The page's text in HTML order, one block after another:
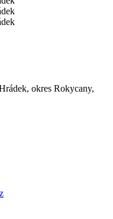
okres Rokycany,